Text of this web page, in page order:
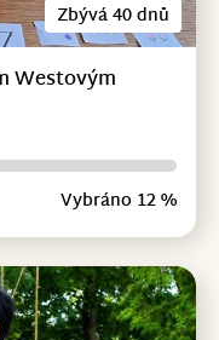
Zbývá 40 dnů
Westovým
Vybráno 12 %